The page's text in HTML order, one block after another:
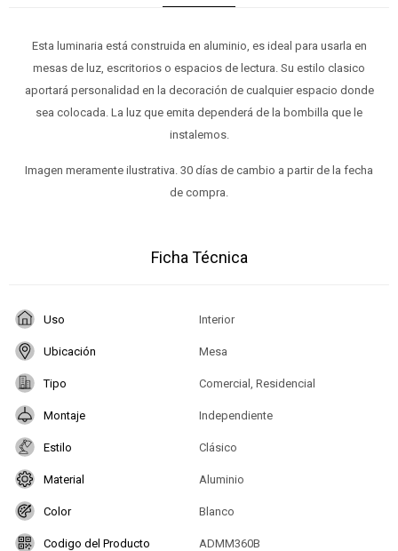
Esta luminaria está construida en aluminio, es ideal para usarla en
mesas de luz, escritorios o espacios de lectura. Su estilo clasico
aportará personalidad en la decoración de cualquier espacio donde
sea colocada. La luz que emita dependerá de la bombilla que le
instalemos.
Imagen meramente ilustrativa. 30 días de cambio a partir de la fecha
de compra.
Ficha Técnica
Uso Interior
Ubicación Mesa
Tipo Comercial, Residencial
Montaje Independiente
Estilo Clásico
Material Aluminio
Color Blanco
Codigo del Producto ADMM360B